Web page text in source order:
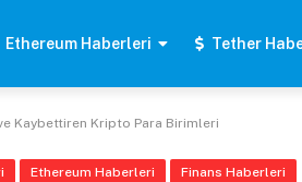
Ethereum Haberleri Tether
Kaybettiren Kripto Para Birimleri
Ethereum Haberleri Finans Haberleri